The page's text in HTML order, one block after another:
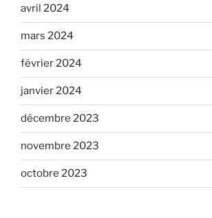
avril 2024
mars 2024
février 2024
janvier 2024
décembre 2023
novembre 2023
octobre 2023